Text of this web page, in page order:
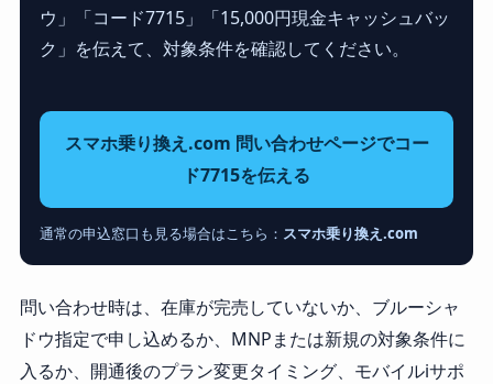
ウ」「コード7715」「15,000円現金キャッシュバッ
ク」を伝えて、対象条件を確認してください。
スマホ乗り換え.com 問い合わせページでコー
ド7715を伝える
通常の申込窓口も見る場合はこちら： スマホ乗り換え.com
問い合わせ時は、在庫が完売していないか、ブルーシャ
ドウ指定で申し込めるか、MNPまたは新規の対象条件に
入るか、開通後のプラン変更タイミング、モバイルiサポ